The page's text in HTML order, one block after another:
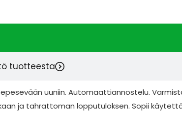
tuotteesta
uuniin. Automaattiannostelu.
ja tahrattoman lopputuloksen. Sopii